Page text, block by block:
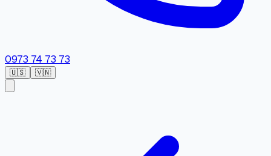
0973 74 73 73
🇺🇸 🇻🇳